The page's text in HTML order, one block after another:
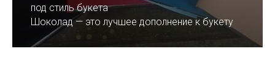
под стиль букета
Шоколад — это лучшее дополнение к букету